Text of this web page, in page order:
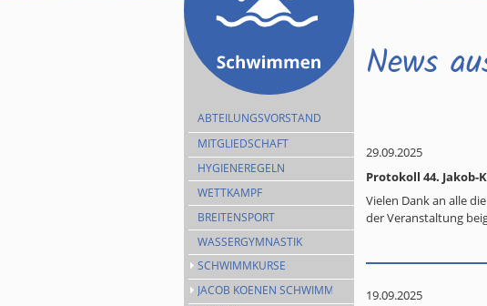
ABTEILUNGSVORSTAND
MITGLIEDSCHAFT
HYGIENEREGELN
WETTKAMPF
BREITENSPORT
WASSERGYMNASTIK
SCHWIMMKURSE
JACOB KOENEN SCHWIMMEN
News
29.09.2025
Protokoll 44. Jakob-
Vielen Dank an alle
der Veranstaltung
19.09.2025